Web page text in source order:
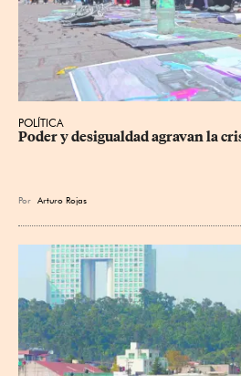
POLÍTICA
Poder y desigualdad agravan la
Por Arturo Rojas